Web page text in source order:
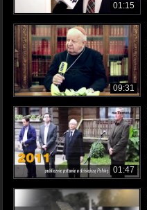
01:15
09:31
01:47